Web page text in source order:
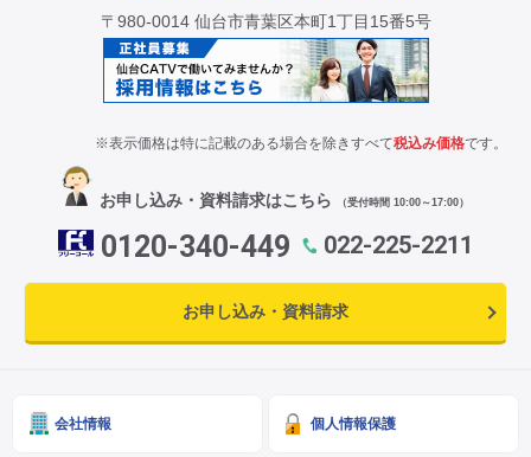
〒980-0014 仙台市青葉区本町1丁目15番5号
※表示価格は特に記載のある場合を除きすべて税込み価格です。
お申し込み・資料請求はこちら （受付時間 10:00～17:00）
0120-340-449 022-225-2211
お申し込み・資料請求
会社情報 個人情報保護